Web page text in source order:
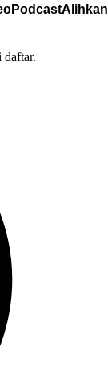
PodcastAlihkan